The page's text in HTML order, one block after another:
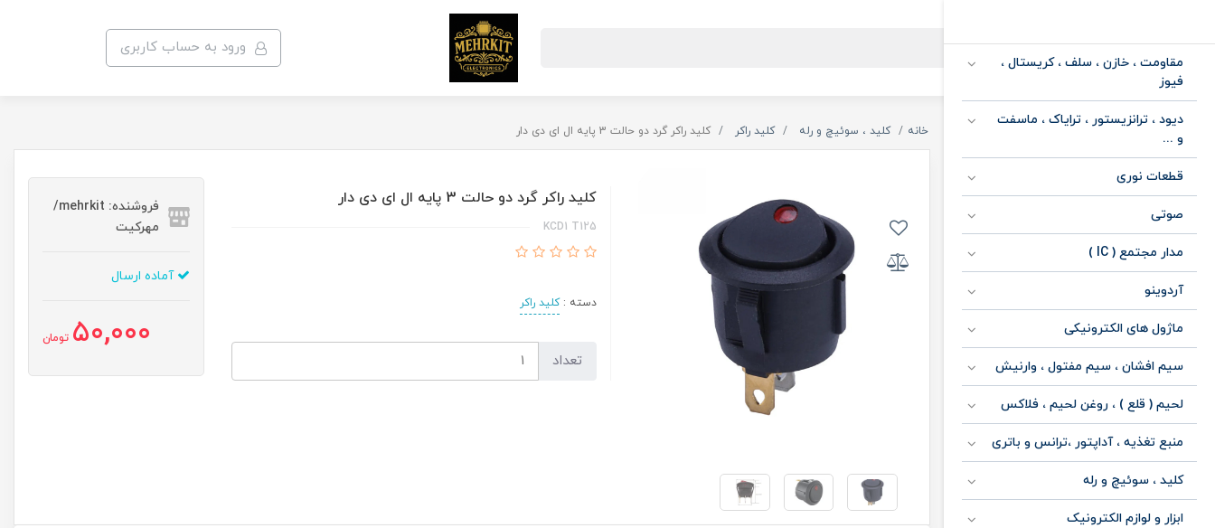
ورود به حساب کاربری
مقاومت ، خازن ، سلف ، کریستال ،
فیوز
دیود ، ترانزیستور ، ترایاک ، ماسفت
و ...
قطعات نوری
صوتی
مدار مجتمع ( IC )
آردوینو
ماژول های الکترونیکی
سیم افشان ، سیم مفتول ، وارنیش
لحیم ( قلع ) ، روغن لحیم ، فلاکس
منبع تغذیه ، آداپتور ،ترانس و باتری
کلید ، سوئیچ و رله
ابزار و لوازم الکترونیک
خانه کلید ، سوئیچ و رله کلید راکر کلید راکر گرد دو حالت 3 پایه ال ای دی دار
کلید راکر گرد دو حالت 3 پایه ال ای دی دار
KCD1 T125
دسته :کلید راکر
تعداد
فروشنده: mehrkit/
مهرکیت
آماده ارسال
50,000 تومان